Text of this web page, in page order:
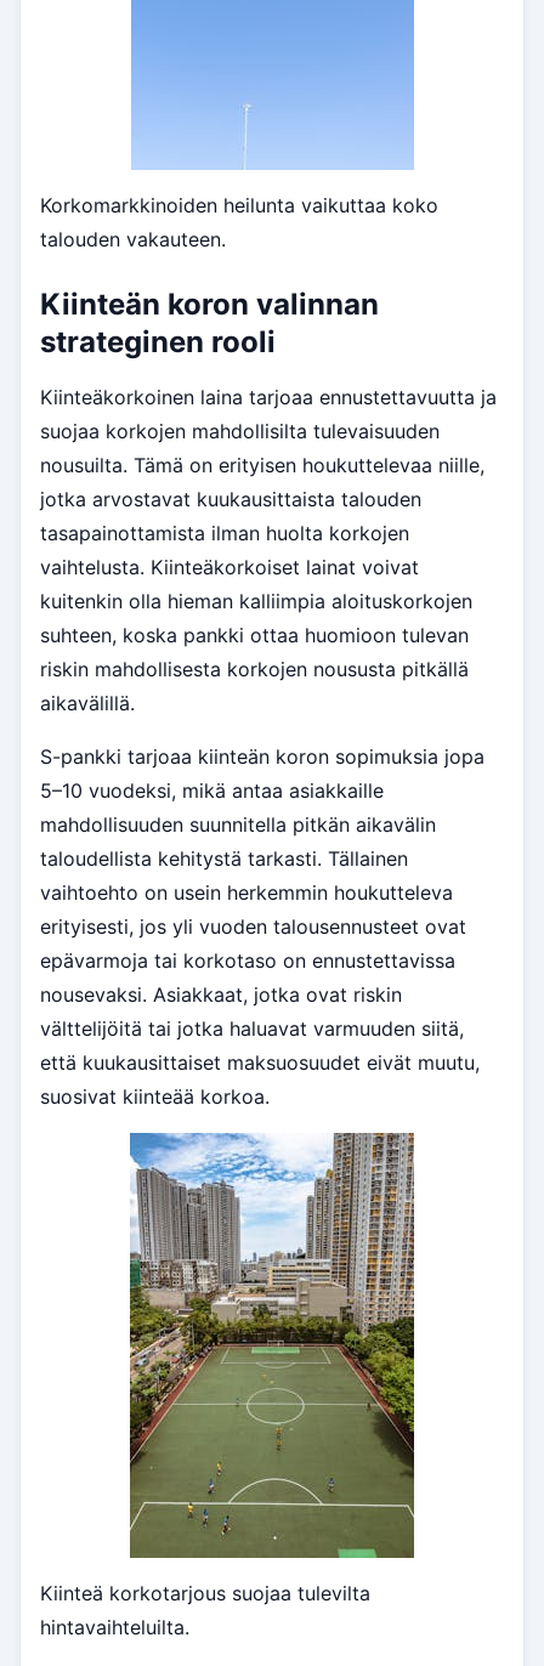
Korkomarkkinoiden heilunta vaikuttaa koko
talouden vakauteen.
Kiinteän koron valinnan
strateginen rooli
Kiinteäkorkoinen laina tarjoaa ennustettavuutta ja
suojaa korkojen mahdollisilta tulevaisuuden
nousuilta. Tämä on erityisen houkuttelevaa niille,
jotka arvostavat kuukausittaista talouden
tasapainottamista ilman huolta korkojen
vaihtelusta. Kiinteäkorkoiset lainat voivat
kuitenkin olla hieman kalliimpia aloituskorkojen
suhteen, koska pankki ottaa huomioon tulevan
riskin mahdollisesta korkojen noususta pitkällä
aikavälillä.
S-pankki tarjoaa kiinteän koron sopimuksia jopa
5–10 vuodeksi, mikä antaa asiakkaille
mahdollisuuden suunnitella pitkän aikavälin
taloudellista kehitystä tarkasti. Tällainen
vaihtoehto on usein herkemmin houkutteleva
erityisesti, jos yli vuoden talousennusteet ovat
epävarmoja tai korkotaso on ennustettavissa
nousevaksi. Asiakkaat, jotka ovat riskin
välttelijöitä tai jotka haluavat varmuuden siitä,
että kuukausittaiset maksuosuudet eivät muutu,
suosivat kiinteää korkoa.
Kiinteä korkotarjous suojaa tulevilta
hintavaihteluilta.